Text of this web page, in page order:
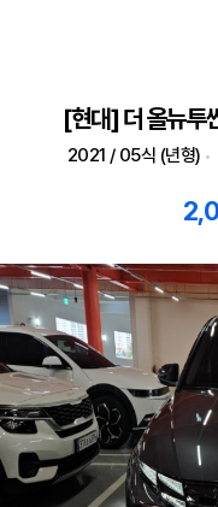
[현대] 더 올뉴투
2021 / 05식 (년형)